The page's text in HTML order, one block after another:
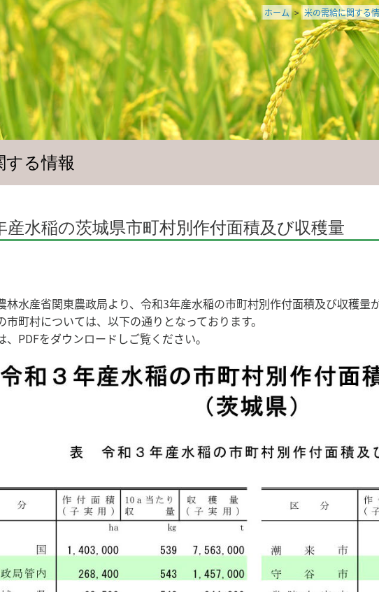
ホーム > 米の需給に関する
する情報
産水稲の茨城県市町村別作付面積及び収穫量
林水産省関東農政局より、令和3年産水稲の市町村別作付面積及び収穫量
市町村については、以下の通りとなっております。
、PDFをダウンロードしご覧ください。